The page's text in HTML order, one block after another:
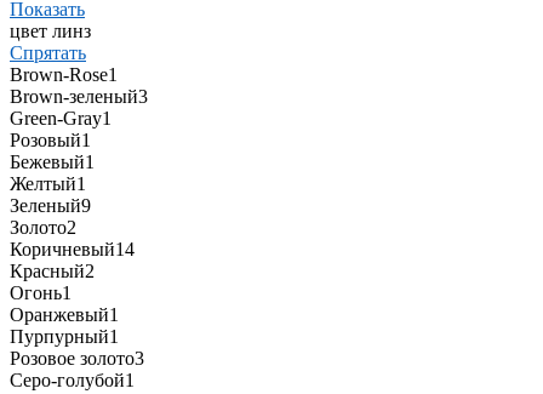
Показать
цвет линз
Спрятать
Brown-Rose1
Brown-зеленый3
Green-Gray1
Pозовый1
Бежевый1
Желтый1
Зеленый9
Золото2
Коричневый14
Красный2
Огонь1
Оранжевый1
Пурпурный1
Розовое золото3
Серо-голубой1